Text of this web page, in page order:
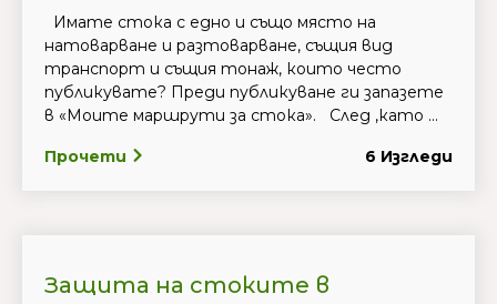
Имате стока с едно и също място на
натоварване и разтоварване, същия вид
транспорт и същия тонаж, които често
публикувате? Преди публикуване ги запазете
в «Моите маршрути за стока». След ,като ...
Прочети 6 Изгледи
Защита на стоките в